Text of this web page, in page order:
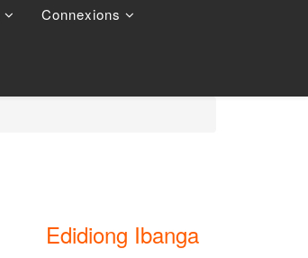
Connexions
Edidiong Ibanga